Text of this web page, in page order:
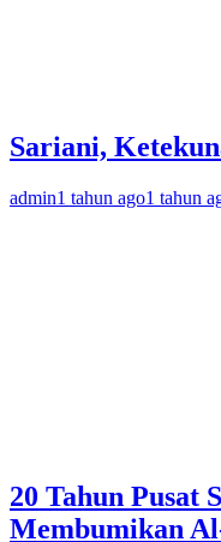
Sariani,
admin1 tahun ago1 tahun
20 Tahun Pusat
Membumikan